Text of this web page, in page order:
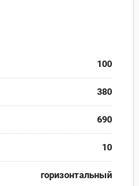
100
380
690
10
горизонтальный